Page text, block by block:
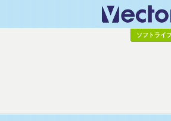
ソフトライ